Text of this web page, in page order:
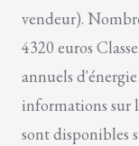
vendeur).
4320 euros
annuels
informations sur
sont disponibles